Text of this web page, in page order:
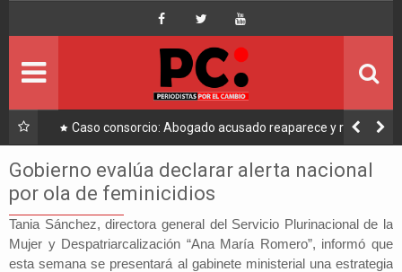
Caso consorcio: Abogado acusado reaparece y ratifica
su denuncia contra Coaquira
Gobierno evalúa declarar alerta nacional
por ola de feminicidios
Tania Sánchez, directora general del Servicio Plurinacional de la
Mujer y Despatriarcalización “Ana María Romero”, informó que
esta semana se presentará al gabinete ministerial una estrategia
Portada
Ultimo
Economía
Mundo